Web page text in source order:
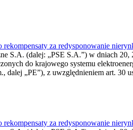
za redysponowanie
S.A. (dalej: „PSE S.A.”) w dniach
do krajowego systemu
dalej „PE”), z uwzględnieniem art. 30
za redysponowanie